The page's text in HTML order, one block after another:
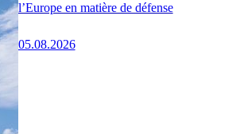
l’Europe en matière de défense
05.08.2026